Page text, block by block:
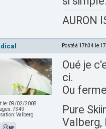
AURON
Posté à 17h34 le
le: 09/02/2008
7349
Valberg
Oué je
ci.
Ou
Pure
Valberg,